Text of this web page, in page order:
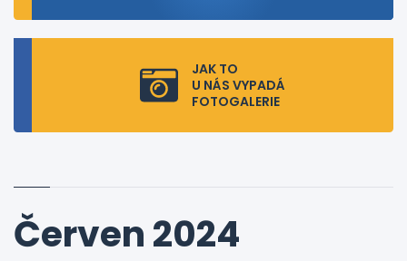
JAK TO
U NÁS VYPADÁ
FOTOGALERIE
Červen 2024